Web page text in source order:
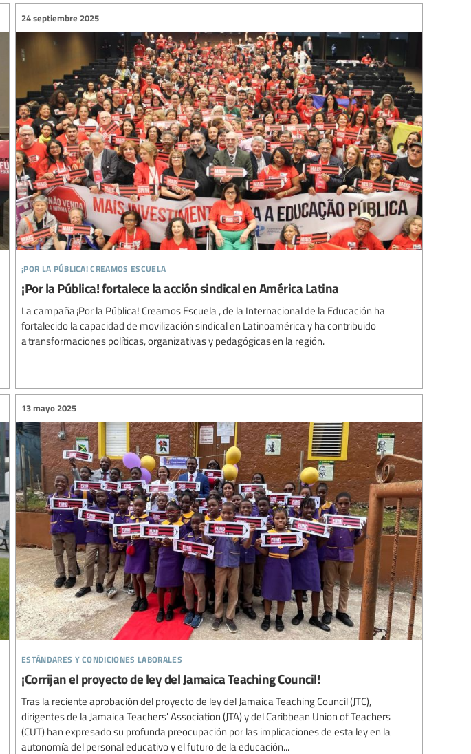
¡por la pública! creamos escuela
24 septiembre 2025
¡Por la Pública! fortalece la acción sindical en América Latina
La campaña ¡Por la Pública! Creamos Escuela , de la Internacional de la Educación ha
fortalecido la capacidad de movilización sindical en Latinoamérica y ha contribuido
a transformaciones políticas, organizativas y pedagógicas en la región.
estándares y condiciones laborales
13 mayo 2025
¡Corrijan el proyecto de ley del Jamaica Teaching Council!
Tras la reciente aprobación del proyecto de ley del Jamaica Teaching Council (JTC),
dirigentes de la Jamaica Teachers' Association (JTA) y del Caribbean Union of Teachers
(CUT) han expresado su profunda preocupación por las implicaciones de esta ley en la
autonomía del personal educativo y el futuro de la educación...